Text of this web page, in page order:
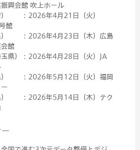
興会館 吹上ホール
） ：2026年4月21日（火）
館
） ：2026年4月23日（木）広島
館
県）：2026年4月28日（火）JA
） ：2026年5月12日（火）福岡
） ：2026年5月14日（木）テク